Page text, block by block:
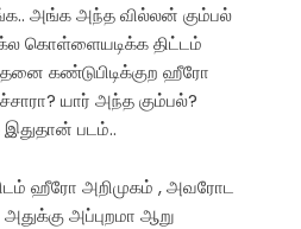
அங்க அந்த வில்லன் கும்பல்
கொள்ளையடிக்க திட்டம்
கண்டுபிடிக்குற ஹீரோ
யார் அந்த கும்பல்?
இதுதான் படம்..
ஹீரோ அறிமுகம் , அவரோட
அப்புறமா ஆறு